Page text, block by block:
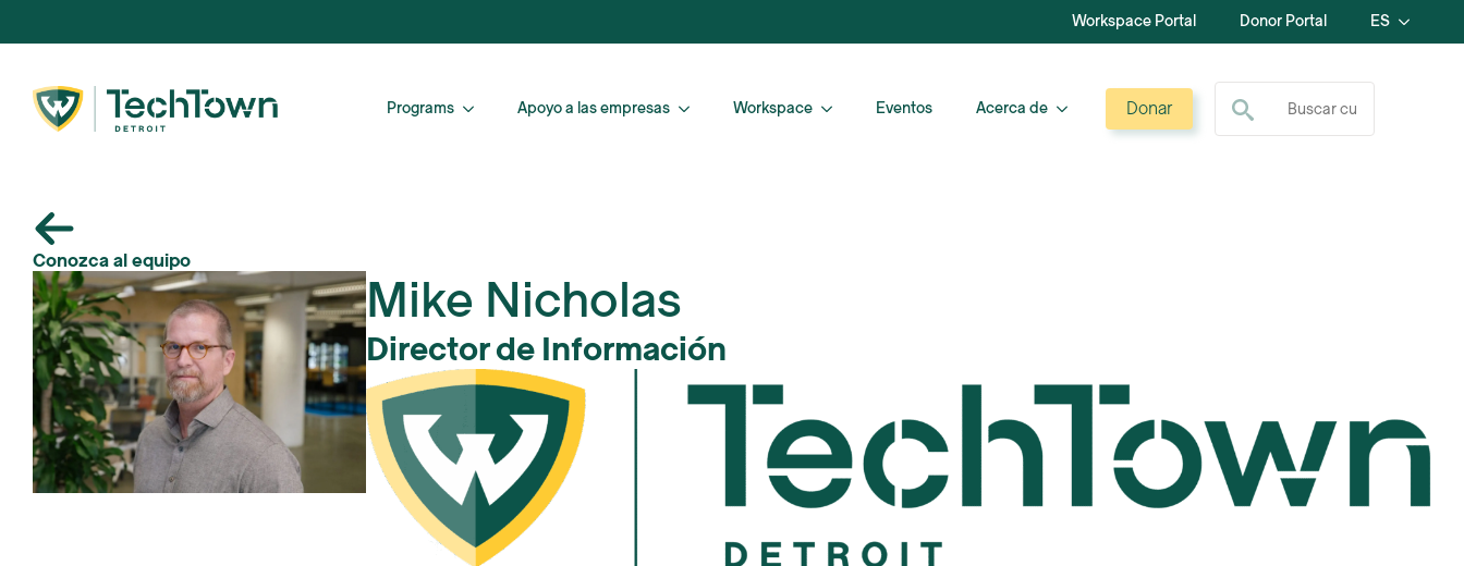
Workspace Portal Donor Portal ES
Programs Apoyo a las empresas Workspace Eventos Acerca de Donar
Buscar:
Conozca al equipo
Mike Nicholas
Director de Información